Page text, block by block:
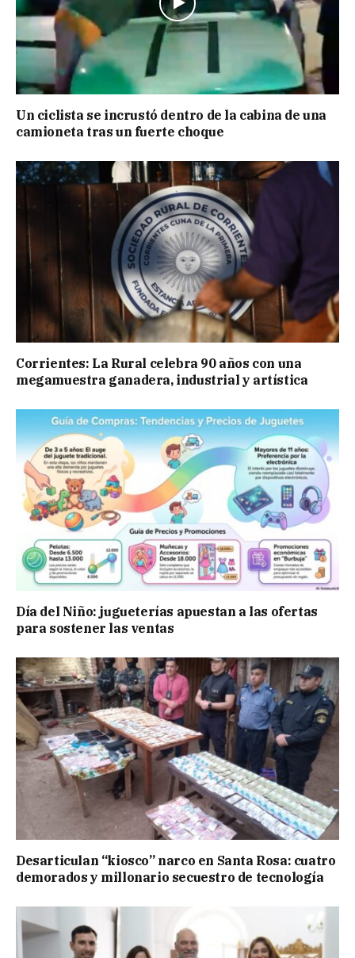
Un ciclista se incrustó dentro de la cabina de una
camioneta tras un fuerte choque
Corrientes: La Rural celebra 90 años con una
megamuestra ganadera, industrial y artística
Día del Niño: jugueterías apuestan a las ofertas
para sostener las ventas
Desarticulan “kiosco” narco en Santa Rosa: cuatro
demorados y millonario secuestro de tecnología